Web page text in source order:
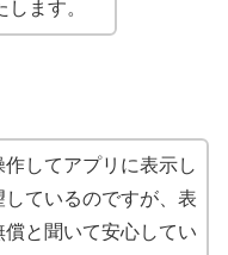
ます。
してアプリに表示し
ているのですが、 表
償と聞いて安心してい